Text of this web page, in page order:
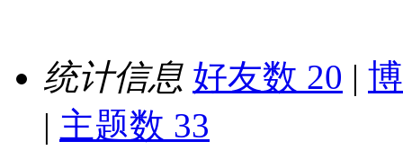
统计信息 好友数 20 |
| 主题数 33